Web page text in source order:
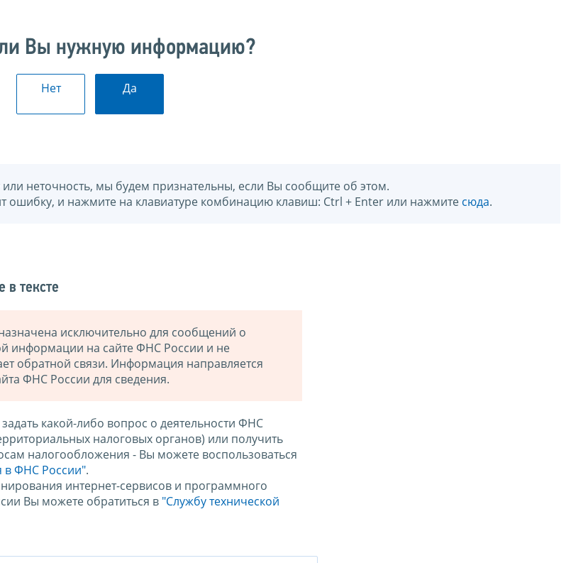
Вы нужную информацию?
Нет Да
или неточность, мы будем признательны, если Вы сообщите об этом.
ошибку, и нажмите на клавиатуре комбинацию клавиш: Ctrl + Enter или нажмите сюда.
тексте
исключительно для сообщений о
информации на сайте ФНС России и не
обратной связи. Информация направляется
ФНС России для сведения.
какой-либо вопрос о деятельности ФНС
налоговых органов) или получить
налогообложения - Вы можете воспользоваться
в ФНС России".
интернет-сервисов и программного
Вы можете обратиться в "Службу технической